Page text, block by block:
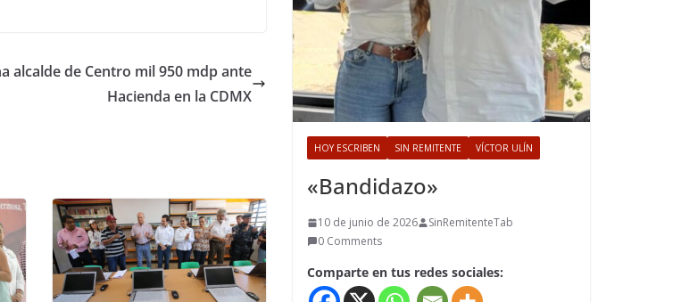
alcalde de Centro mil 950 mdp ante
Hacienda en la CDMX
HOY ESCRIBEN SIN REMITENTE VÍCTOR ULÍN
«Bandidazo»
10 de junio de 2026
SinRemitenteTab
0 Comments
Comparte en tus redes sociales: